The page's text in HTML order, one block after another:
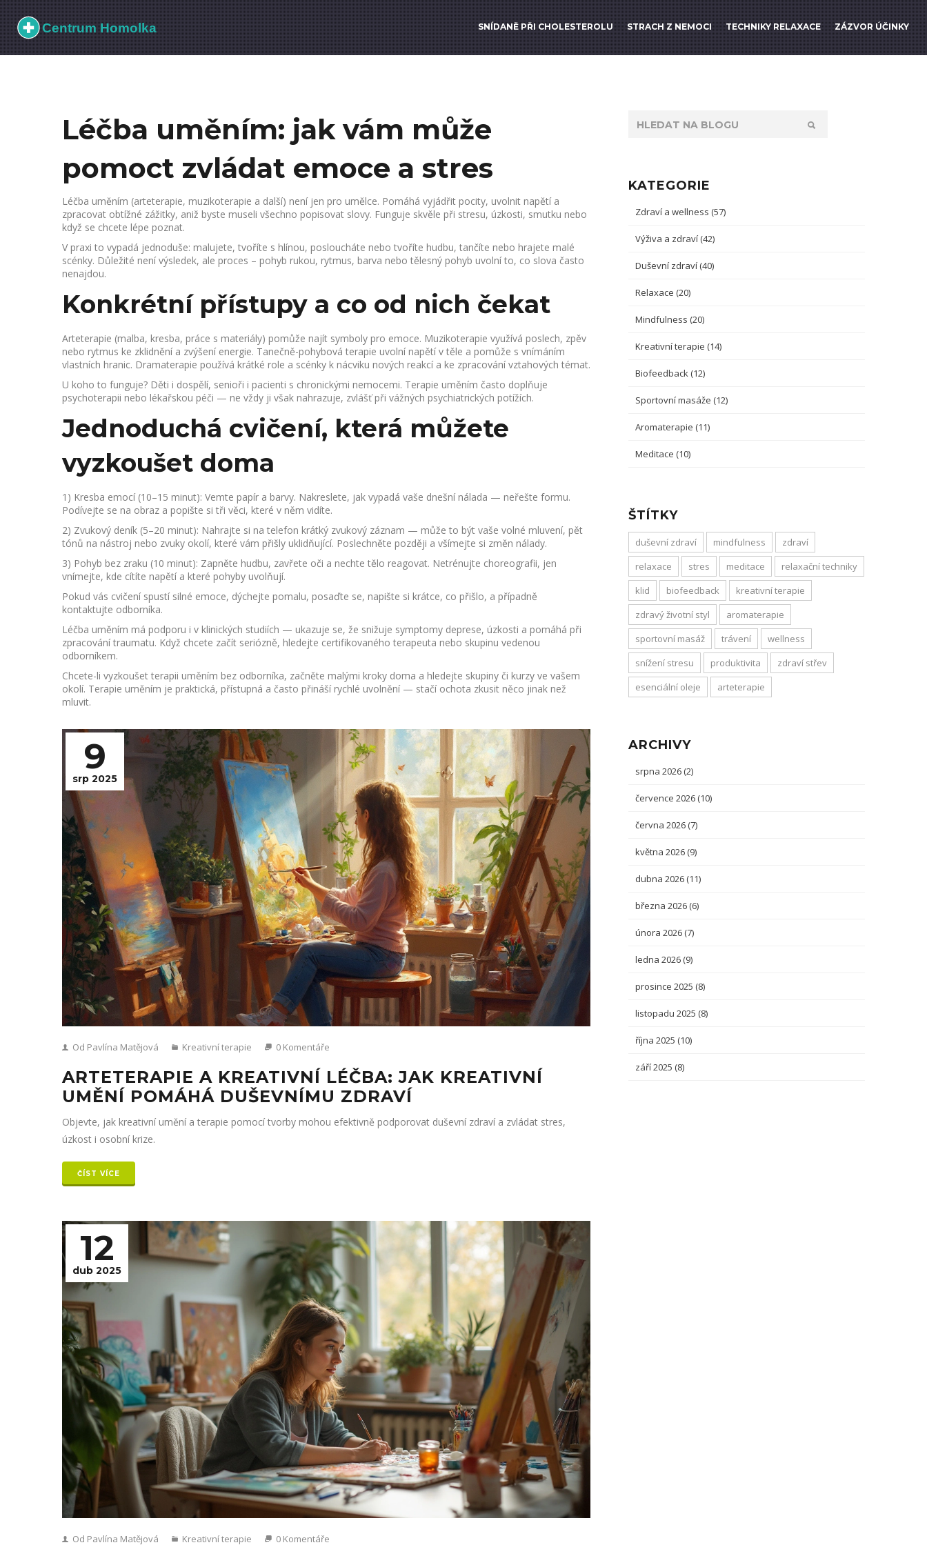
SNÍDANĚ PŘI CHOLESTEROLU STRACH Z NEMOCI TECHNIKY RELAXACE ZÁZVOR ÚČINKY
Léčba uměním: jak vám může
pomoct zvládat emoce a stres
Léčba uměním (arteterapie, muzikoterapie a další) není jen pro umělce. Pomáhá vyjádřit pocity, uvolnit napětí a
zpracovat obtížné zážitky, aniž byste museli všechno popisovat slovy. Funguje skvěle při stresu, úzkosti, smutku nebo
když se chcete lépe poznat.
V praxi to vypadá jednoduše: malujete, tvoříte s hlínou, posloucháte nebo tvoříte hudbu, tančíte nebo hrajete malé
scénky. Důležité není výsledek, ale proces – pohyb rukou, rytmus, barva nebo tělesný pohyb uvolní to, co slova často
nenajdou.
Konkrétní přístupy a co od nich čekat
Arteterapie (malba, kresba, práce s materiály) pomůže najít symboly pro emoce. Muzikoterapie využívá poslech, zpěv
nebo rytmus ke zklidnění a zvýšení energie. Tanečně-pohybová terapie uvolní napětí v těle a pomůže s vnímáním
vlastních hranic. Dramaterapie používá krátké role a scénky k nácviku nových reakcí a ke zpracování vztahových témat.
U koho to funguje? Děti i dospělí, senioři i pacienti s chronickými nemocemi. Terapie uměním často doplňuje
psychoterapii nebo lékařskou péči — ne vždy ji však nahrazuje, zvlášť při vážných psychiatrických potížích.
Jednoduchá cvičení, která můžete
vyzkoušet doma
1) Kresba emocí (10–15 minut): Vemte papír a barvy. Nakreslete, jak vypadá vaše dnešní nálada — neřešte formu.
Podívejte se na obraz a popište si tři věci, které v něm vidíte.
2) Zvukový deník (5–20 minut): Nahrajte si na telefon krátký zvukový záznam — může to být vaše volné mluvení, pět
tónů na nástroj nebo zvuky okolí, které vám přišly uklidňující. Poslechněte později a všímejte si změn nálady.
3) Pohyb bez zraku (10 minut): Zapněte hudbu, zavřete oči a nechte tělo reagovat. Netrénujte choreografii, jen
vnímejte, kde cítíte napětí a které pohyby uvolňují.
Pokud vás cvičení spustí silné emoce, dýchejte pomalu, posaďte se, napište si krátce, co přišlo, a případně
kontaktujte odborníka.
Léčba uměním má podporu i v klinických studiích — ukazuje se, že snižuje symptomy deprese, úzkosti a pomáhá při
zpracování traumatu. Když chcete začít seriózně, hledejte certifikovaného terapeuta nebo skupinu vedenou
odborníkem.
Chcete-li vyzkoušet terapii uměním bez odborníka, začněte malými kroky doma a hledejte skupiny či kurzy ve vašem
okolí. Terapie uměním je praktická, přístupná a často přináší rychlé uvolnění — stačí ochota zkusit něco jinak než
mluvit.
9
srp 2025
Od Pavlína Matějová Kreativní terapie 0 Komentáře
ARTETERAPIE A KREATIVNÍ LÉČBA: JAK KREATIVNÍ
UMĚNÍ POMÁHÁ DUŠEVNÍMU ZDRAVÍ
Objevte, jak kreativní umění a terapie pomocí tvorby mohou efektivně podporovat duševní zdraví a zvládat stres,
úzkost i osobní krize.
ČÍST VÍCE
12
dub 2025
Od Pavlína Matějová Kreativní terapie 0 Komentáře
KATEGORIE
Zdraví a wellness (57)
Výživa a zdraví (42)
Duševní zdraví (40)
Relaxace (20)
Mindfulness (20)
Kreativní terapie (14)
Biofeedback (12)
Sportovní masáže (12)
Aromaterapie (11)
Meditace (10)
ŠTÍTKY
duševní zdraví mindfulness
zdraví
relaxace
stres meditace
relaxační techniky
klid
biofeedback
kreativní terapie
zdravý životní styl
aromaterapie
sportovní masáž
trávení
wellness
snížení stresu
produktivita
zdraví střev
esenciální oleje
arteterapie
ARCHIVY
srpna 2026 (2)
července 2026 (10)
června 2026 (7)
května 2026 (9)
dubna 2026 (11)
března 2026 (6)
února 2026 (7)
ledna 2026 (9)
prosince 2025 (8)
listopadu 2025 (8)
října 2025 (10)
září 2025 (8)